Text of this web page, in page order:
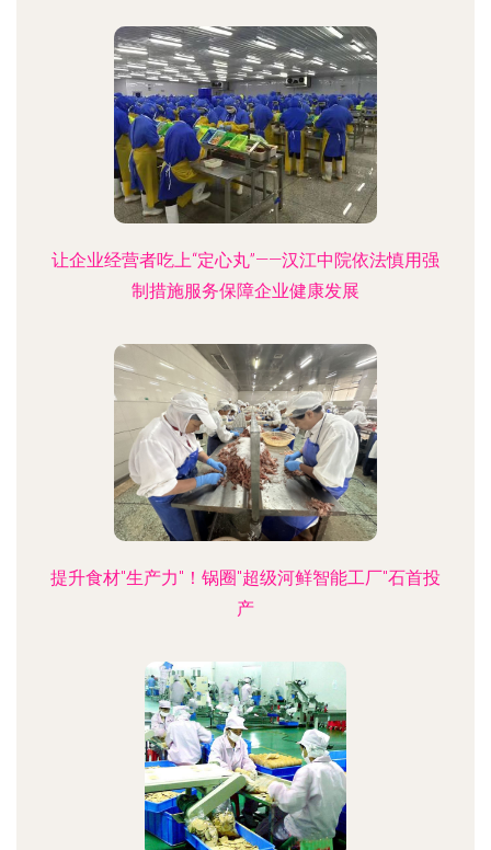
让企业经营者吃上“定心丸”——汉江中院依法慎用强
制措施服务保障企业健康发展
提升食材"生产力"！锅圈"超级河鲜智能工厂"石首投
产